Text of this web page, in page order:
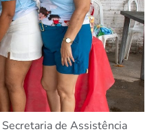
de Assistência